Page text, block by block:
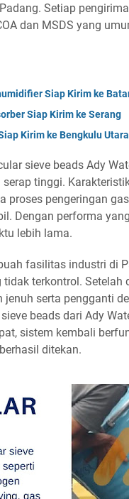
Setiap
dan MSDS yang
Siap Kirim ke
Siap Kirim ke Serang
Kirim ke Bengkulu Utara
sieve beads Ady
tinggi.
proses pengeringan
Dengan performa
lebih lama.
fasilitas industri di
terkontrol. Setelah
serta pengganti
beads dari Ady
sistem kembali
ditekan.